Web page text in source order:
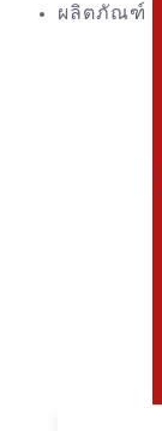
ผลิตภัณฑ์